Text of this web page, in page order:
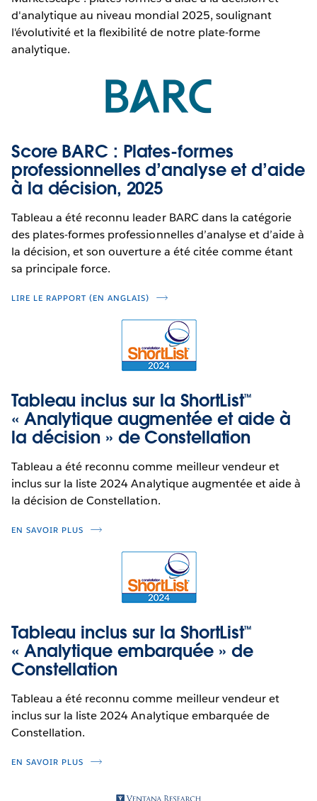
d'analytique au niveau mondial 2025, soulignant
l'évolutivité et la flexibilité de notre plate-forme
analytique.
Score BARC : Plates-formes
professionnelles d’analyse et d’aide
à la décision, 2025
Tableau a été reconnu leader BARC dans la catégorie
des plates-formes professionnelles d’analyse et d’aide à
la décision, et son ouverture a été citée comme étant
sa principale force.
LIRE LE RAPPORT (EN ANGLAIS)
Tableau inclus sur la ShortList™
« Analytique augmentée et aide à
la décision » de Constellation
Tableau a été reconnu comme meilleur vendeur et
inclus sur la liste 2024 Analytique augmentée et aide à
la décision de Constellation.
EN SAVOIR PLUS
Tableau inclus sur la ShortList™
« Analytique embarquée » de
Constellation
Tableau a été reconnu comme meilleur vendeur et
inclus sur la liste 2024 Analytique embarquée de
Constellation.
EN SAVOIR PLUS